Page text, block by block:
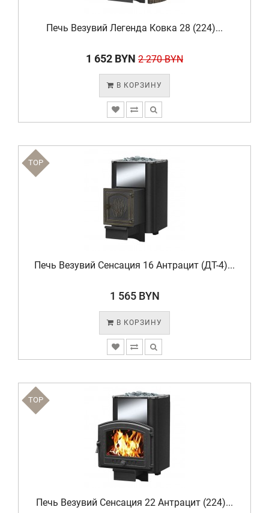
Печь Везувий Легенда Ковка 28 (224)...
1 652 BYN 2 270 BYN
В КОРЗИНУ
TOP
Печь Везувий Сенсация 16 Антрацит (ДТ-4)...
1 565 BYN
В КОРЗИНУ
TOP
Печь Везувий Сенсация 22 Антрацит (224)...